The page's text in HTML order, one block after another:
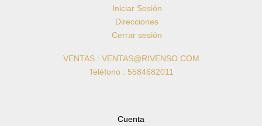
Iniciar Sesión
Direcciones
Cerrar sesión
VENTAS : VENTAS@RIVENSO.COM
Teléfono : 5584682011
Cuenta